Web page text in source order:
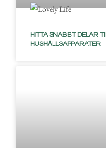
HITTA SNABBT DELAR
HUSHÅLLSAPPARATER